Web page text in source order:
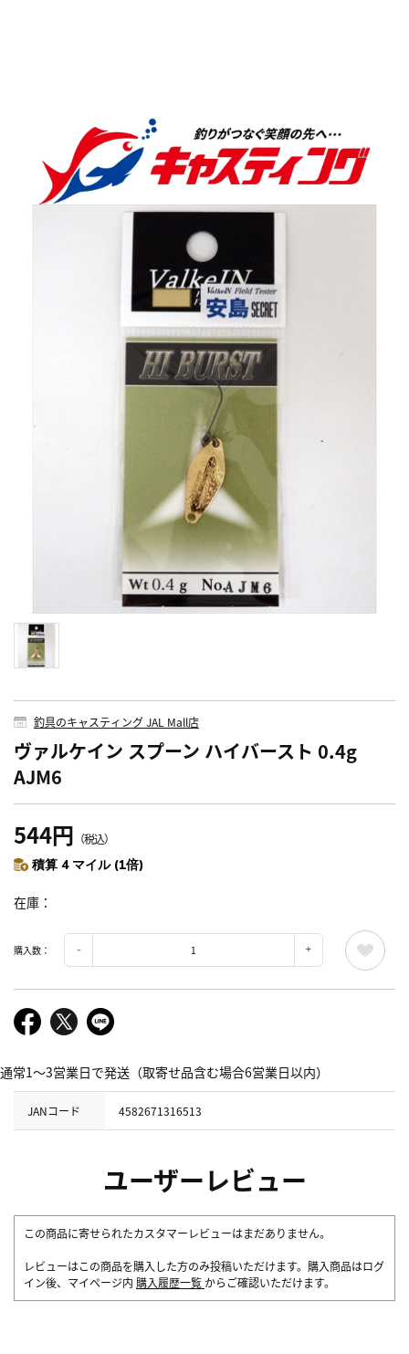
釣具のキャスティング JAL Mall店
ヴァルケイン スプーン ハイバースト 0.4g
AJM6
544円 （税込）
積算 4 マイル (1倍)
在庫
購入数：
通常1～3営業日で発送（取寄せ品含む場合6営業日以内）
JANコード 4582671316513
ユーザーレビュー
この商品に寄せられたカスタマーレビューはまだありません。
レビューはこの商品を購入した方のみ投稿いただけます。購入商品はログ
イン後、マイページ内 購入履歴一覧 からご確認いただけます。